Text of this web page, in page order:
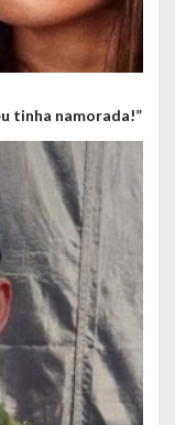
tinha namorada!”